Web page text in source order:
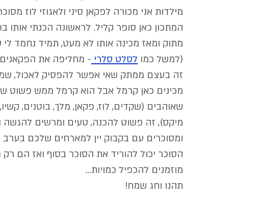
מילדות אני מכורה לפקאן סיני ולאגוזי לוז
המתכון כאן סופר קליל. לראשונה הכנתי אותו
מתוק ומאז מכינה אותו לא מעט, תמיד נחמד
(למשל כמו לסלט סלרי - מחליפה את הפקאנים
זה בעצם ממתק שאי אפשר להפסיק לאכול,
מכינים כאן קרמל אבל הוא קרמל ממש פשוט
שאוהבים (שקדים, לוז, פקאן, מלך, בוטנים,
מיקס), זה פשוט להכנה, טעים ומרשים להגשה
ומסוכרים עם בקבוק יין למארחים שלכם
הסוכר יכול להוריד את הסוכר בסוף ואז הם רק
מוזמנים להכפיל כמויות...
תהנו וחג שמח!